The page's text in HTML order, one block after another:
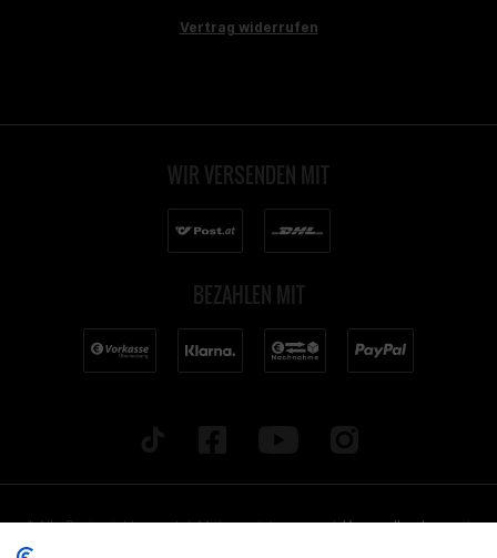
Vertrag widerrufen
WIR VERSENDEN MIT
BEZAHLEN MIT
* Alle Preise inkl. gesetzl. Mehrwertsteuer zzgl.Versandkostenund